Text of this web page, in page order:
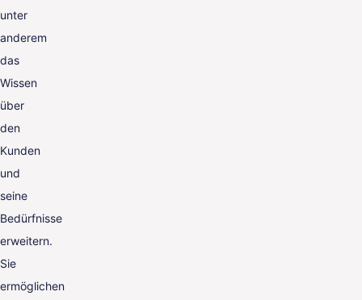
unter
anderem
das
Wissen
über
den
Kunden
und
seine
Bedürfnisse
erweitern.
Sie
ermöglichen